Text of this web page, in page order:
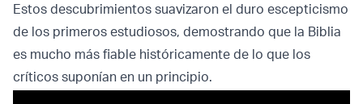
Estos descubrimientos suavizaron el duro escepticismo
de los primeros estudiosos, demostrando que la Biblia
es mucho más fiable históricamente de lo que los
críticos suponían en un principio.